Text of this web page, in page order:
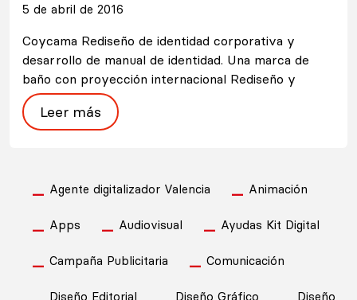
5 de abril de 2016
Coycama Rediseño de identidad corporativa y
desarrollo de manual de identidad. Una marca de
baño con proyección internacional Rediseño y
Leer más
Agente digitalizador Valencia Animación
Apps Audiovisual Ayudas Kit Digital
Campaña Publicitaria Comunicación
Diseño Editorial Diseño Gráfico Diseño